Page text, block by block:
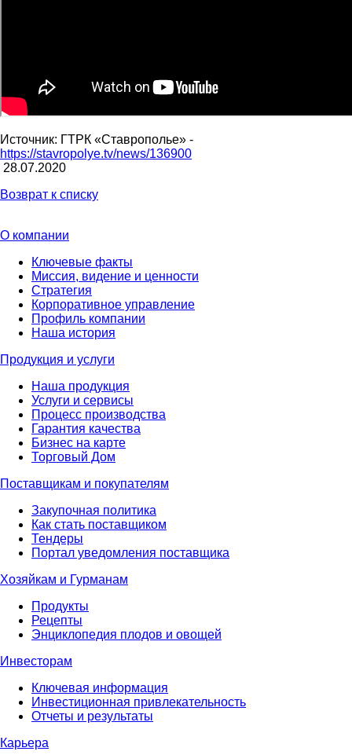
Источник: ГТРК «Ставрополье» -
https://stavropolye.tv/news/136900
28.07.2020
Возврат к списку
О компании
Ключевые факты
Миссия, видение и ценности
Стратегия
Корпоративное управление
Профиль компании
Наша история
Продукция и услуги
Наша продукция
Услуги и сервисы
Процесс производства
Гарантия качества
Бизнес на карте
Торговый Дом
Поставщикам и покупателям
Закупочная политика
Как стать поставщиком
Тендеры
Портал уведомления поставщика
Хозяйкам и Гурманам
Продукты
Рецепты
Энциклопедия плодов и овощей
Инвесторам
Ключевая информация
Инвестиционная привлекательность
Отчеты и результаты
Карьера